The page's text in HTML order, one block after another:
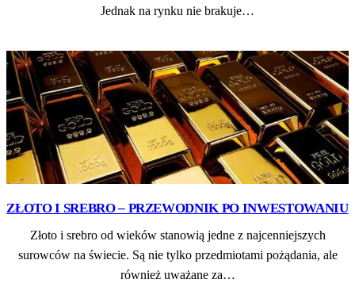
Jednak na rynku nie brakuje…
ZŁOTO I SREBRO – PRZEWODNIK PO INWESTOWANIU
Złoto i srebro od wieków stanowią jedne z najcenniejszych
surowców na świecie. Są nie tylko przedmiotami pożądania, ale
również uważane za…